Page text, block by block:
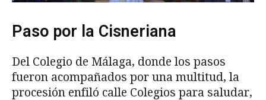
Paso por la Cisneriana
Del Colegio de Málaga, donde los pasos
fueron acompañados por una multitud, la
procesión enfiló calle Colegios para saludar,